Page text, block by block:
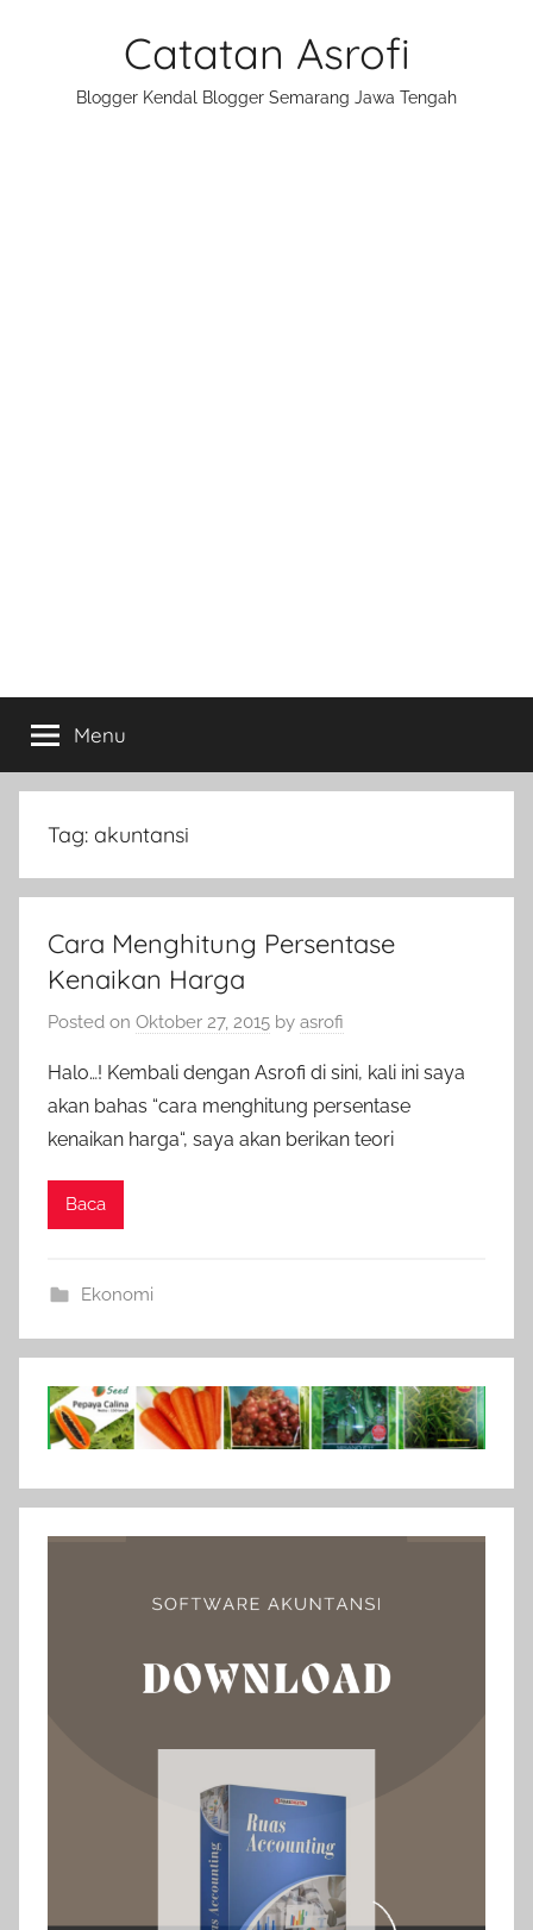
Catatan Asrofi
Blogger Kendal Blogger Semarang Jawa Tengah
Menu
Tag: akuntansi
Cara Menghitung Persentase
Kenaikan Harga
Posted on Oktober 27, 2015 by asrofi
Halo…! Kembali dengan Asrofi di sini, kali ini saya
akan bahas “cara menghitung persentase
kenaikan harga“, saya akan berikan teori
Baca
Ekonomi